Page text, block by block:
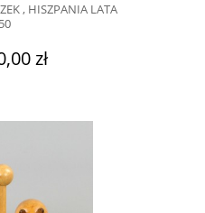
, HISZPANIA LATA
50
zł